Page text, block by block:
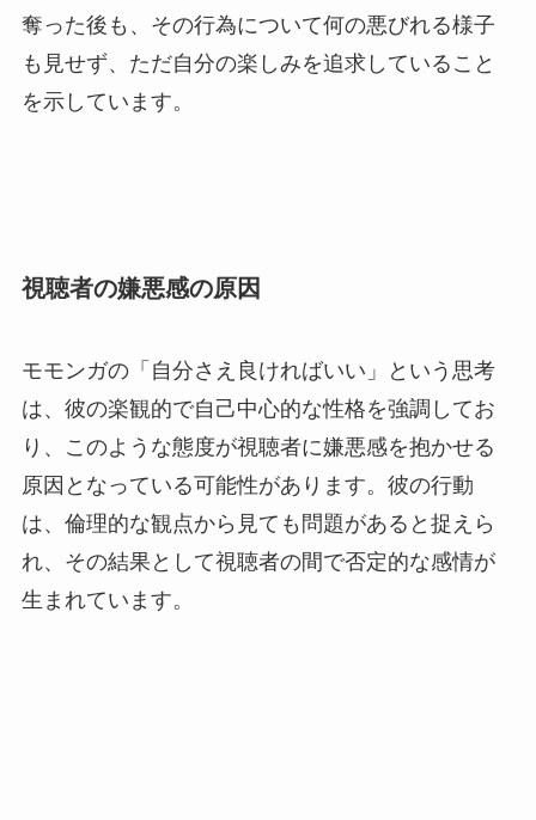
奪った後も、その行為について何の悪びれる様子
も見せず、ただ自分の楽しみを追求していること
を示しています。
視聴者の嫌悪感の原因
モモンガの「自分さえ良ければいい」という思考
は、彼の楽観的で自己中心的な性格を強調してお
り、このような態度が視聴者に嫌悪感を抱かせる
原因となっている可能性があります。彼の行動
は、倫理的な観点から見ても問題があると捉えら
れ、その結果として視聴者の間で否定的な感情が
生まれています。